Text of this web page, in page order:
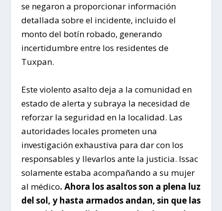
se negaron a proporcionar información
detallada sobre el incidente, incluido el
monto del botín robado, generando
incertidumbre entre los residentes de
Tuxpan.
Este violento asalto deja a la comunidad en
estado de alerta y subraya la necesidad de
reforzar la seguridad en la localidad. Las
autoridades locales prometen una
investigación exhaustiva para dar con los
responsables y llevarlos ante la justicia. Issac
solamente estaba acompañando a su mujer
al médico. Ahora los asaltos son a plena luz
del sol, y hasta armados andan, sin que las